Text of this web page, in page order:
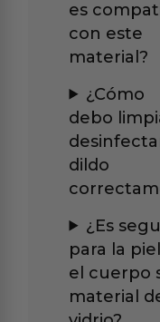
es
con este
material?
¿Cómo
debo
dildo
¿Es
para la
el cuerpo
material